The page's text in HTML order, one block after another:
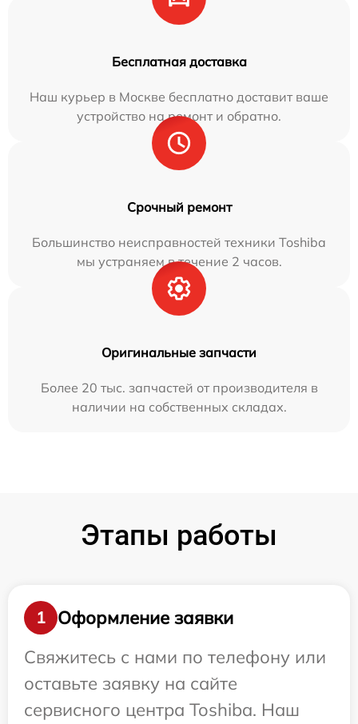
Бесплатная доставка
Наш курьер в Москве бесплатно доставит ваше
устройство на ремонт и обратно.
Срочный ремонт
Большинство неисправностей техники Toshiba
мы устраняем в течение 2 часов.
Оригинальные запчасти
Более 20 тыс. запчастей от производителя в
наличии на собственных складах.
Этапы работы
1
Оформление заявки
Свяжитесь с нами по телефону или
оставьте заявку на сайте
сервисного центра Toshiba. Наш